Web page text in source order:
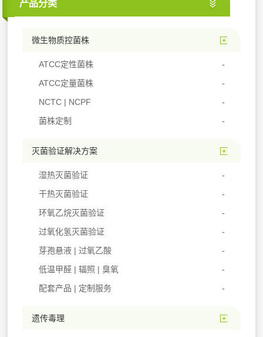
产品分类
微生物质控菌株
ATCC定性菌株
ATCC定量菌株
NCTC | NCPF
菌株定制
灭菌验证解决方案
湿热灭菌验证
干热灭菌验证
环氧乙烷灭菌验证
过氧化氢灭菌验证
芽孢悬液 | 过氧乙酸
低温甲醛 | 辐照 | 臭氧
配套产品 | 定制服务
遗传毒理